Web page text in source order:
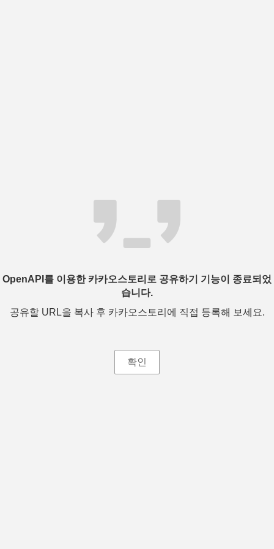
OpenAPI를 이용한 카카오스토리로 공유하기 기능이 종료되었
습니다.
공유할 URL을 복사 후 카카오스토리에 직접 등록해 보세요.
확인